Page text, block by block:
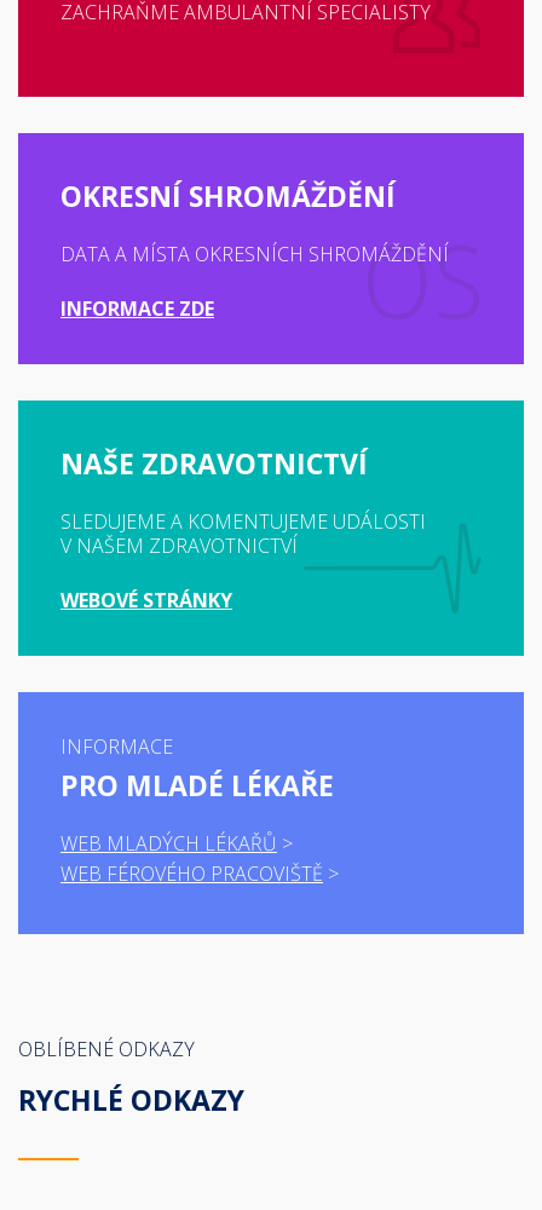
ZACHRAŇME AMBULANTNÍ SPECIALISTY
OKRESNÍ SHROMÁŽDĚNÍ
DATA A MÍSTA OKRESNÍCH SHROMÁŽDĚNÍ
INFORMACE ZDE
NAŠE ZDRAVOTNICTVÍ
SLEDUJEME A KOMENTUJEME UDÁLOSTI
V NAŠEM ZDRAVOTNICTVÍ
WEBOVÉ STRÁNKY
INFORMACE
PRO MLADÉ LÉKAŘE
WEB MLADÝCH LÉKAŘŮ
WEB FÉROVÉHO PRACOVIŠTĚ
OBLÍBENÉ ODKAZY
RYCHLÉ ODKAZY